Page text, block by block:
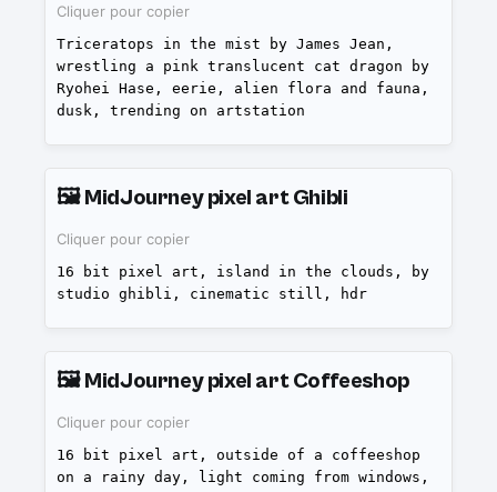
Cliquer pour copier
Triceratops in the mist by James Jean,
wrestling a pink translucent cat dragon by
Ryohei Hase, eerie, alien flora and fauna,
dusk, trending on artstation
🖼️MidJourney pixel art Ghibli
Cliquer pour copier
16 bit pixel art, island in the clouds, by
studio ghibli, cinematic still, hdr
🖼️MidJourney pixel art Coffeeshop
Cliquer pour copier
16 bit pixel art, outside of a coffeeshop
on a rainy day, light coming from windows,